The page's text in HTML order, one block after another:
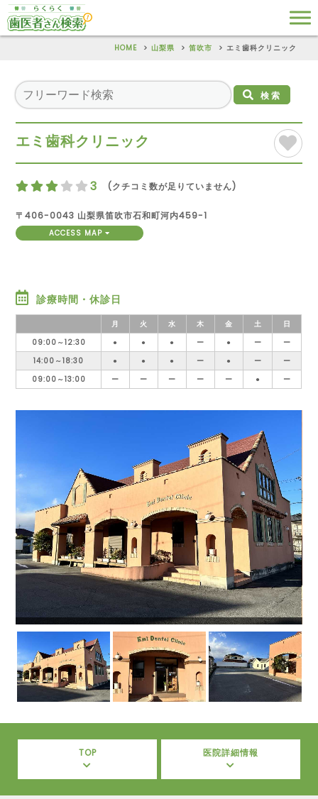
HOME 山梨県 笛吹市 エミ歯科クリニック
検索
エミ歯科クリニック
3 (クチコミ数が足りていません)
〒406-0043 山梨県笛吹市石和町河内459-1
ACCESS MAP
診療時間・休診日
月 火 水 木 金 土
日
09:00～12:30
● ● ● ー ● ー
ー
14:00～18:30
● ● ● ー ● ー
ー
09:00～13:00
ー ー ー ー ー ● ー
TOP 医院詳細情報